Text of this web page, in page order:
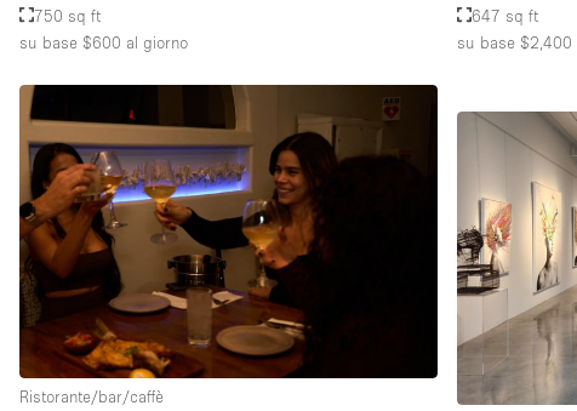
750 sq ft
su base $600 al giorno
647 sq ft
su base $2,400
Ristorante/bar/caffè